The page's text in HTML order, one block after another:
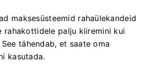
maksesüsteemid rahaülekandeid
rahakottidele palju kiiremini kui
tähendab, et saate oma
kasutada.